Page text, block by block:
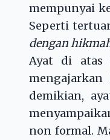
mempunyai
Seperti
dengan
Ayat di atas
demikian,
non formal.